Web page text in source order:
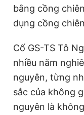
bằng cồng
dụng cồng
Cố GS-TS Tô
nhiều năm
nguyên, từng
sắc của không
nguyên là